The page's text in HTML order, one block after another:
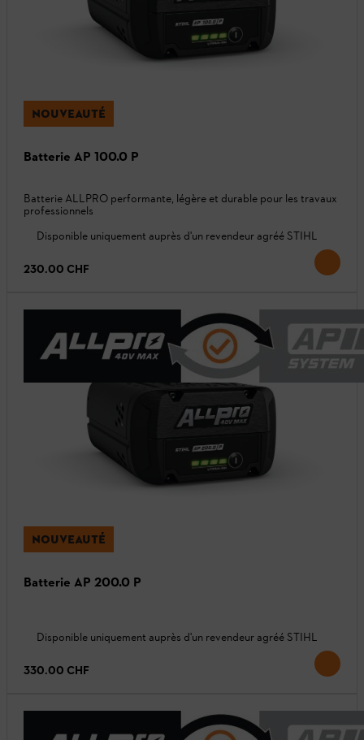
NOUVEAUTÉ
Batterie AP 100.0 P
Batterie ALLPRO performante, légère et durable pour les travaux
professionnels
Disponible uniquement auprès d'un revendeur agréé STIHL
230.00 CHF
NOUVEAUTÉ
Batterie AP 200.0 P
Disponible uniquement auprès d'un revendeur agréé STIHL
330.00 CHF